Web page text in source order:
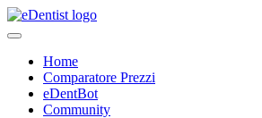
Home
Comparatore Prezzi
eDentBot
Community